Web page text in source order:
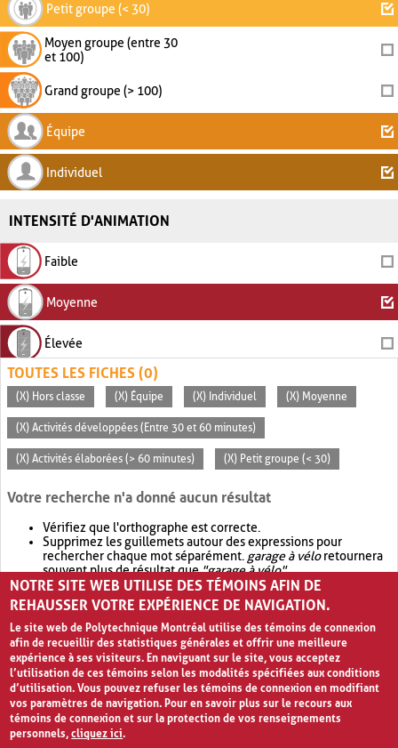
Petit groupe (< 30)
Moyen groupe (entre 30
et 100)
Grand groupe (> 100)
Équipe
Individuel
INTENSITÉ D'ANIMATION
Faible
Moyenne
Élevée
TOUTES LES FICHES (0)
(X) Hors classe (X) Équipe (X) Individuel (X) Moyenne
(X) Activités développées (Entre 30 et 60 minutes)
(X) Activités élaborées (> 60 minutes) (X) Petit groupe (< 30)
Votre recherche n'a donné aucun résultat
Vérifiez que l'orthographe est correcte.
Supprimez les guillemets autour des expressions pour
rechercher chaque mot séparément. garage à véloretournera
souvent plus de résultat que"garage à vélo".
Envisagez d'élargir votre recherche avec OR.garage OR vélo
retournera souvent plus de résultat quegarage à vélo
NOTRE SITE WEB UTILISE DES TÉMOINS AFIN DE
REHAUSSER VOTRE EXPÉRIENCE DE NAVIGATION.
Le site web de Polytechnique Montréal utilise des témoins de connexion
afin de recueillir des statistiques générales et offrir une meilleure
expérience à ses visiteurs. En naviguant sur le site, vous acceptez
l’utilisation de ces témoins selon les modalités spécifiées aux conditions
d’utilisation. Vous pouvez refuser les témoins de connexion en modifiant
vos paramètres de navigation. Pour en savoir plus sur le recours aux
témoins de connexion et sur la protection de vos renseignements
personnels,cliquez ici.